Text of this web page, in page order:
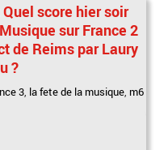
score hier soir
sur France 2
de Reims par Laury
?
3, la fete de la musique, m6